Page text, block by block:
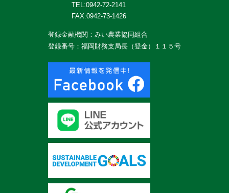
TEL:0942-72-2141
FAX:0942-73-1426
登録金融機関：みい農業協同組合
登録番号：福岡財務支局長（登金）１１５号